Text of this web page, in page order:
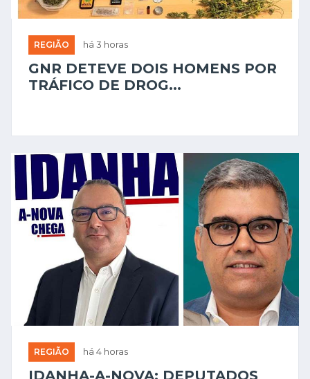
REGIÃO há 3 horas
GNR DETEVE DOIS HOMENS POR
TRÁFICO DE DROG...
REGIÃO há 4 horas
IDANHA-A-NOVA: DEPUTADOS